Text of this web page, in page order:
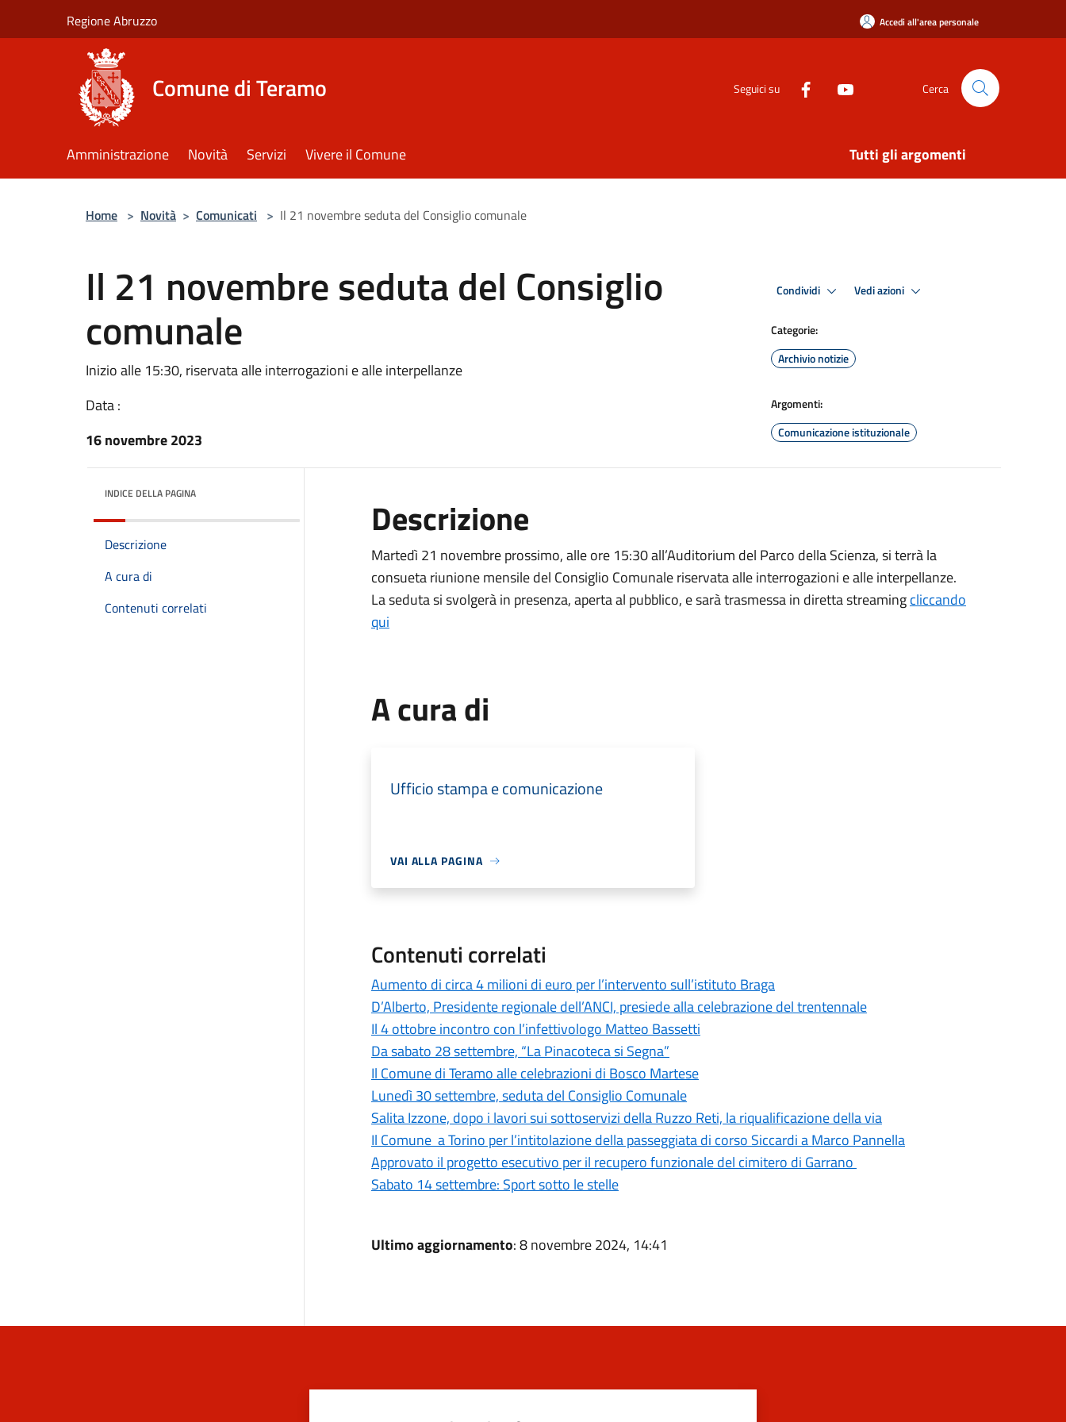
Regione Abruzzo Accedi all'area personale
Comune di Teramo Seguici su Cerca
Amministrazione Novità Servizi Vivere il Comune Tutti gli argomenti
Home > Novità > Comunicati > Il 21 novembre seduta del Consiglio comunale
Il 21 novembre seduta del Consiglio
comunale
Inizio alle 15:30, riservata alle interrogazioni e alle interpellanze
Data :
16 novembre 2023
Condividi Vedi azioni
Categorie:
Archivio notizie
Argomenti:
Comunicazione istituzionale
INDICE DELLA PAGINA
Descrizione
A cura di
Contenuti correlati
Descrizione
Martedì 21 novembre prossimo, alle ore 15:30 all’Auditorium del Parco della Scienza, si terrà la
consueta riunione mensile del Consiglio Comunale riservata alle interrogazioni e alle interpellanze.
La seduta si svolgerà in presenza, aperta al pubblico, e sarà trasmessa in diretta streamingcliccando
qui
A cura di
Ufficio stampa e comunicazione
VAI ALLA PAGINA
Contenuti correlati
Aumento di circa 4 milioni di euro per l’intervento sull’istituto Braga
D’Alberto, Presidente regionale dell’ANCI, presiede alla celebrazione del trentennale
Il 4 ottobre incontro con l’infettivologo Matteo Bassetti
Da sabato 28 settembre, “La Pinacoteca si Segna”
Il Comune di Teramo alle celebrazioni di Bosco Martese
Lunedì 30 settembre, seduta del Consiglio Comunale
Salita Izzone, dopo i lavori sui sottoservizi della Ruzzo Reti, la riqualificazione della via
Il Comune a Torino per l’intitolazione della passeggiata di corso Siccardi a Marco Pannella
Approvato il progetto esecutivo per il recupero funzionale del cimitero di Garrano
Sabato 14 settembre: Sport sotto le stelle
Ultimo aggiornamento: 8 novembre 2024, 14:41